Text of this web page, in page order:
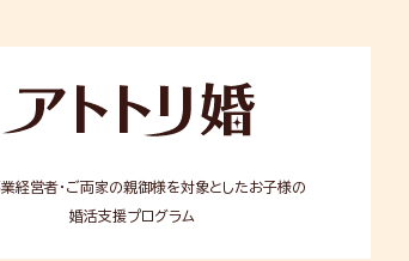
ト
経営者・ご両家の親御様を対象としたお子様の
婚活支援プログラム